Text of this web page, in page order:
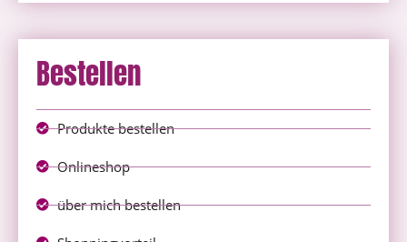
Bestellen
Produkte bestellen
Onlineshop
über mich bestellen